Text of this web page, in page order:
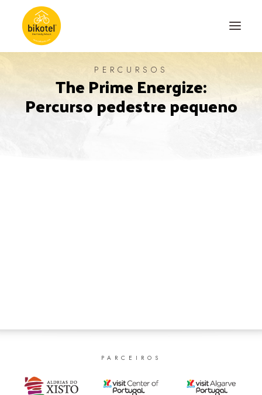
SOBRE NÓS
DESTINOS
PERCURSOS
The Prime Energize:
Percurso pedestre pequeno
PARCEIROS